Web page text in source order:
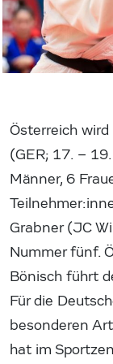
Österreich
(GER; 17. –
Männer, 6
Grabner (JC
Nummer fünf.
Bönisch führt
Für die
besonderen
hat im